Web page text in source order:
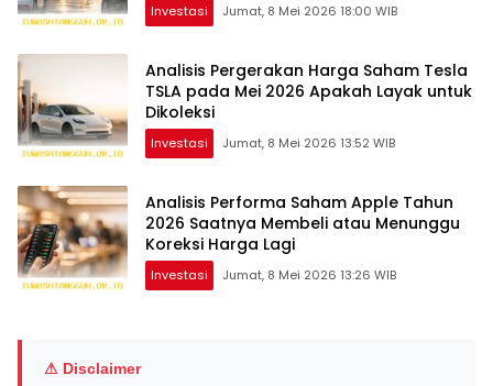
Investasi Jumat, 8 Mei 2026 18:00 WIB
Analisis Pergerakan Harga Saham Tesla
TSLA pada Mei 2026 Apakah Layak untuk
Dikoleksi
Investasi Jumat, 8 Mei 2026 13:52 WIB
Analisis Performa Saham Apple Tahun
2026 Saatnya Membeli atau Menunggu
Koreksi Harga Lagi
Investasi Jumat, 8 Mei 2026 13:26 WIB
⚠ Disclaimer